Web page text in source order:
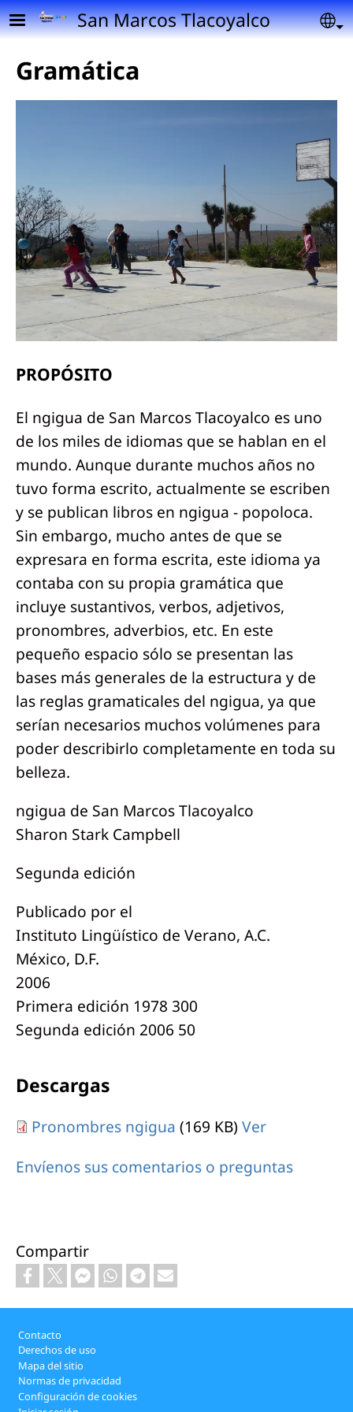
Pasar al contenido principal
San Marcos Tlacoyalco
Gramática
PROPÓSITO
El ngigua de San Marcos Tlacoyalco es uno
de los miles de idiomas que se hablan en el
mundo. Aunque durante muchos años no
tuvo forma escrito, actualmente se escriben
y se publican libros en ngigua - popoloca.
Sin embargo, mucho antes de que se
expresara en forma escrita, este idioma ya
contaba con su propia gramática que
incluye sustantivos, verbos, adjetivos,
pronombres, adverbios, etc. En este
pequeño espacio sólo se presentan las
bases más generales de la estructura y de
las reglas gramaticales del ngigua, ya que
serían necesarios muchos volúmenes para
poder describirlo completamente en toda su
belleza.
ngigua de San Marcos Tlacoyalco
Sharon Stark Campbell
Segunda edición
Publicado por el
Instituto Lingüístico de Verano, A.C.
México, D.F.
2006
Primera edición 1978 300
Segunda edición 2006 50
Descargas
Pronombres ngigua (169 KB) Ver
Envíenos sus comentarios o preguntas
Compartir
Footer
Contacto
Derechos de uso
Mapa del sitio
Normas de privacidad
Configuración de cookies